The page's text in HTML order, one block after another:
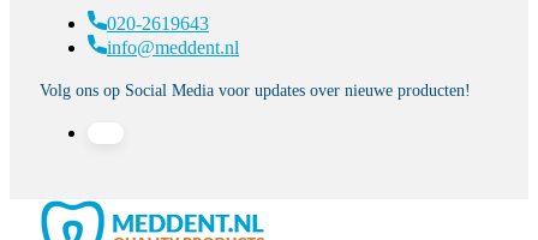
020-2619643
info@meddent.nl
Volg ons op Social Media voor updates over nieuwe producten!